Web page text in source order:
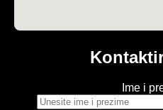
Ime i